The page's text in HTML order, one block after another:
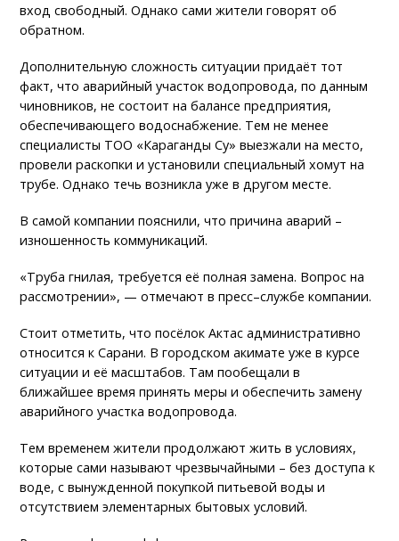
вход свободный. Однако сами жители говорят об
обратном.
Дополнительную сложность ситуации придаёт тот
факт, что аварийный участок водопровода, по данным
чиновников, не состоит на балансе предприятия,
обеспечивающего водоснабжение. Тем не менее
специалисты ТОО «Караганды Су» выезжали на место,
провели раскопки и установили специальный хомут на
трубе. Однако течь возникла уже в другом месте.
В самой компании пояснили, что причина аварий –
изношенность коммуникаций.
«Труба гнилая, требуется её полная замена. Вопрос на
рассмотрении», — отмечают в пресс–службе компании.
Стоит отметить, что посёлок Актас административно
относится к Сарани. В городском акимате уже в курсе
ситуации и её масштабов. Там пообещали в
ближайшее время принять меры и обеспечить замену
аварийного участка водопровода.
Тем временем жители продолжают жить в условиях,
которые сами называют чрезвычайными – без доступа к
воде, с вынужденной покупкой питьевой воды и
отсутствием элементарных бытовых условий.